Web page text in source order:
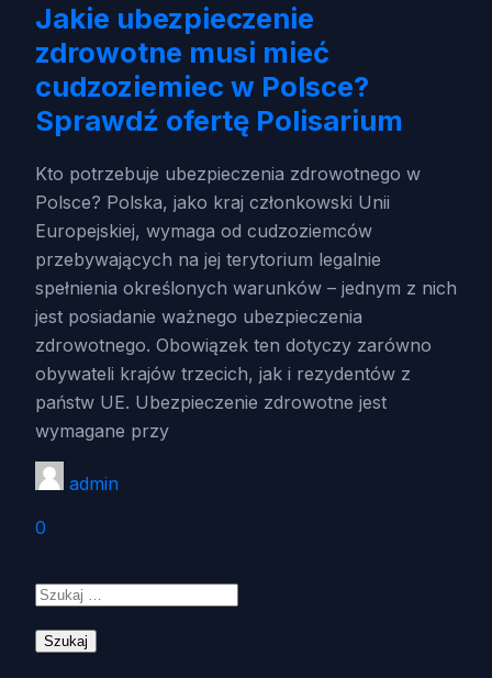
Jakie ubezpieczenie
zdrowotne musi mieć
cudzoziemiec w Polsce?
Sprawdź ofertę Polisarium
Kto potrzebuje ubezpieczenia zdrowotnego w
Polsce? Polska, jako kraj członkowski Unii
Europejskiej, wymaga od cudzoziemców
przebywających na jej terytorium legalnie
spełnienia określonych warunków – jednym z nich
jest posiadanie ważnego ubezpieczenia
zdrowotnego. Obowiązek ten dotyczy zarówno
obywateli krajów trzecich, jak i rezydentów z
państw UE. Ubezpieczenie zdrowotne jest
wymagane przy
admin
0